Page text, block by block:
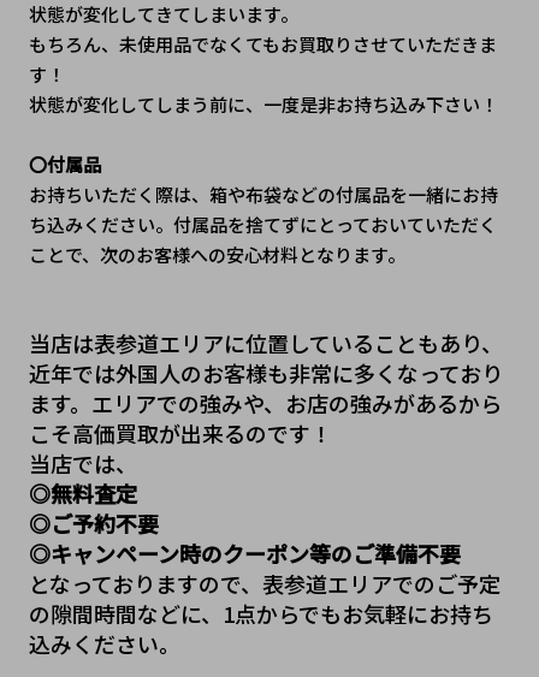
状態が変化してきてしまいます。
もちろん、未使用品でなくてもお買取りさせていただきま
す！
状態が変化してしまう前に、一度是非お持ち込み下さい！
〇付属品
お持ちいただく際は、箱や布袋などの付属品を一緒にお持
ち込みください。付属品を捨てずにとっておいていただく
ことで、次のお客様への安心材料となります。
当店は表参道エリアに位置していることもあり、
近年では外国人のお客様も非常に多くなっており
ます。エリアでの強みや、お店の強みがあるから
こそ高価買取が出来るのです！
当店では、
◎無料査定
◎ご予約不要
◎キャンペーン時のクーポン等のご準備不要
となっておりますので、表参道エリアでのご予定
の隙間時間などに、1点からでもお気軽にお持ち
込みください。